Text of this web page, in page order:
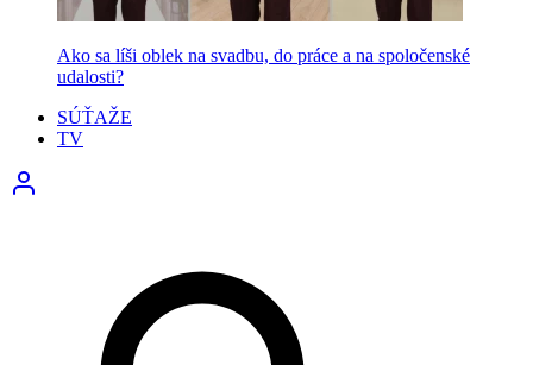
Ako sa líši oblek na svadbu, do práce a na spoločenské
udalosti?
SÚŤAŽE
TV